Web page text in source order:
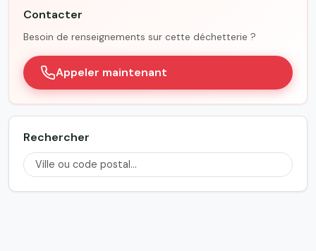
Contacter
Besoin de renseignements sur cette déchetterie ?
Appeler maintenant
Rechercher